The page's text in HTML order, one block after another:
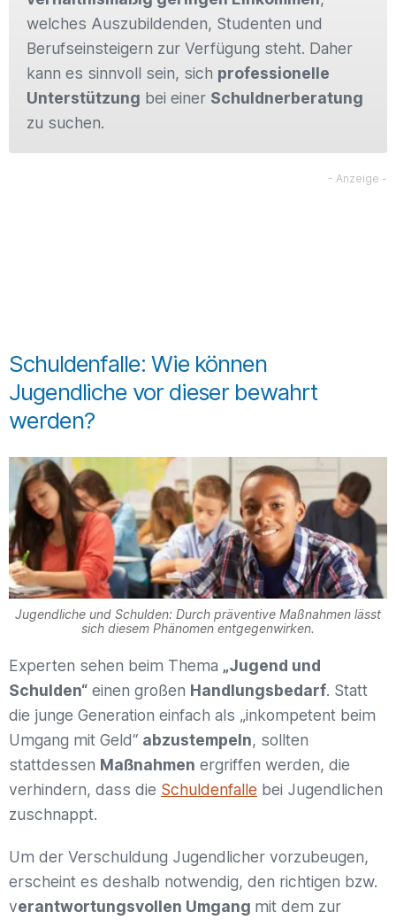
welches Auszubildenden, Studenten und
Berufseinsteigern zur Verfügung steht. Daher
kann es sinnvoll sein, sich professionelle
Unterstützung bei einer Schuldnerberatung
zu suchen.
Schuldenfalle: Wie können
Jugendliche vor dieser bewahrt
werden?
Jugendliche und Schulden: Durch präventive Maßnahmen lässt
sich diesem Phänomen entgegenwirken.
Experten sehen beim Thema „Jugend und
Schulden“ einen großen Handlungsbedarf. Statt
die junge Generation einfach als „inkompetent beim
Umgang mit Geld“ abzustempeln, sollten
stattdessen Maßnahmen ergriffen werden, die
verhindern, dass die Schuldenfalle bei Jugendlichen
zuschnappt.
Um der Verschuldung Jugendlicher vorzubeugen,
erscheint es deshalb notwendig, den richtigen bzw.
verantwortungsvollen Umgang mit dem zur